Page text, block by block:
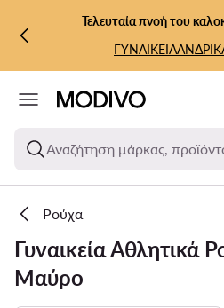
ΜΕΤΆΒΑΣΗ ΣΤΟ ΚΎΡΙΟ
ΜΕΤΆΒΑΣΗ ΣΤΗΝ ΑΝΑΖΉΤΗΣΗ
Τελευταία πνοή του
ΓΥΝΑΙΚΕΙΑ
Αναζήτηση μάρκας,
Ρούχα
Γυναικεία Αθλητικά
Μαύρο